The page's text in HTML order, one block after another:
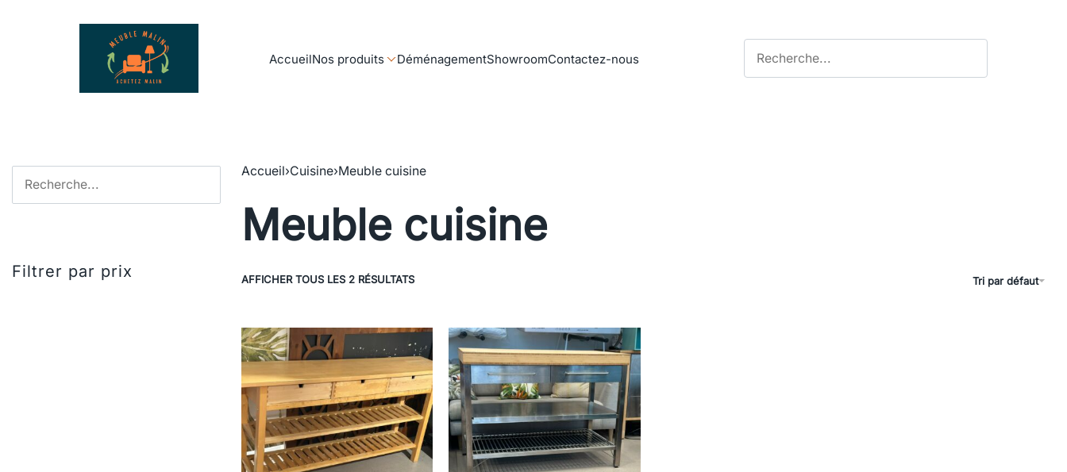
AccueilNos produits DéménagementShowroomContactez-nous
Filtrer par prix
Accueil›Cuisine›Meuble cuisine
Meuble cuisine
AFFICHER TOUS LES 2 RÉSULTATS Tri par défaut